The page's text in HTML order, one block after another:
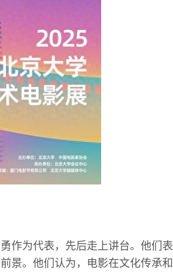
作为代表，先后走上讲台。他们表
景。他们认为，电影在文化传承和